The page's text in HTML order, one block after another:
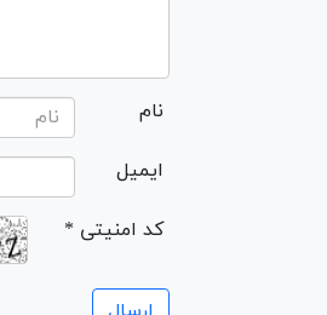
نام
ایمیل
* کد امنیتی